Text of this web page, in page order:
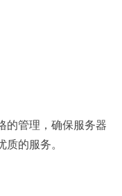
的管理，确保服务器
的服务。